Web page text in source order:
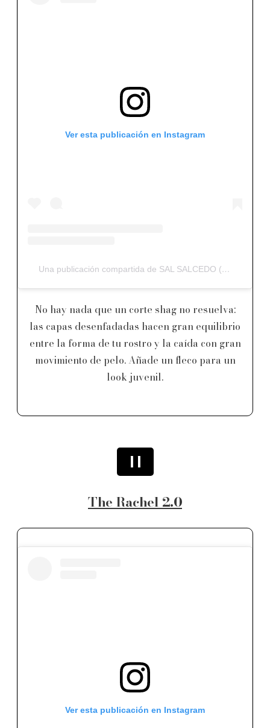
Ver esta publicación en Instagram
Una publicación compartida de SAL SALCEDO (@salsalhair)
No hay nada que un corte shag no resuelva:
las capas desenfadadas hacen gran equilibrio
entre la forma de tu rostro y la caída con gran
movimiento de pelo. Añade un fleco para un
look juvenil.
11
The Rachel 2.0
Ver esta publicación en Instagram